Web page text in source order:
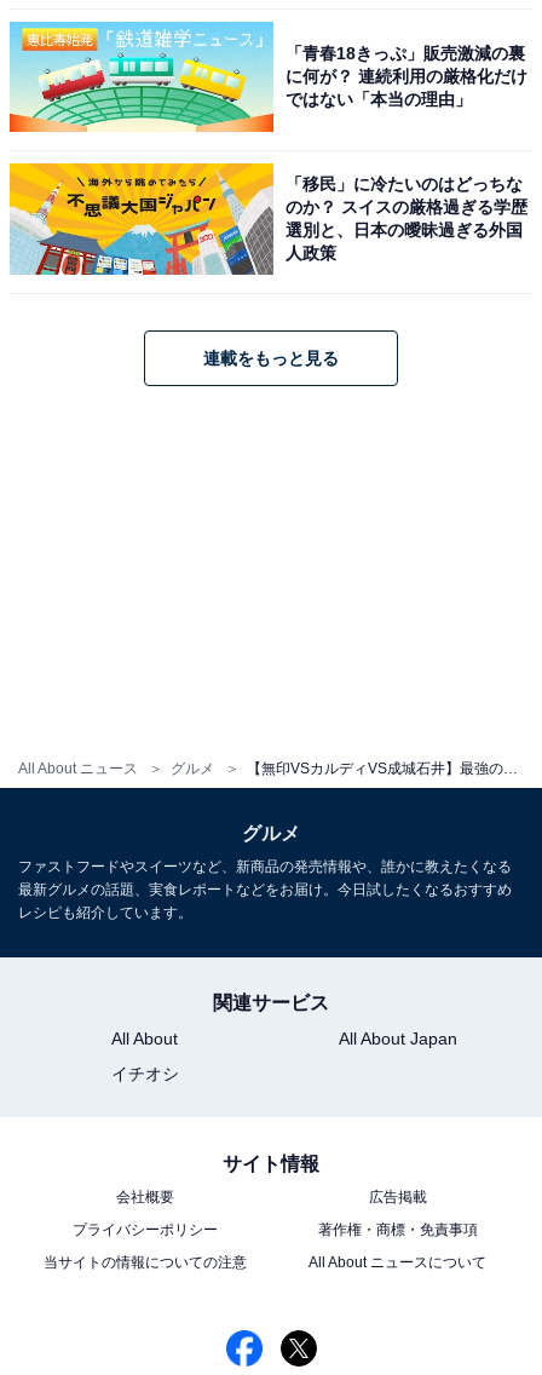
All About ニュース グルメ
スパイシーさ＆コクのある甘さが特徴のカルディのバターチキン
ポイントは、オリジナルにブレンドされたスパイス。今
「青春18きっぷ」販売激減の裏
に何が？ 連続利用の厳格化だけ
ではない「本当の理由」
「移民」に冷たいのはどっちな
のか？ スイスの厳格過ぎる学歴
選別と、日本の曖昧過ぎる外国
人政策
連載をもっと見る
グルメ
ファストフードやスイーツなど、新商品の発売情報や、誰かに教えたくなる
最新グルメの話題、実食レポートなどをお届け。今日試したくなるおすすめ
レシピも紹介しています。
関連サービス
All About
All About Japan
イチオシ
サイト情報
会社概要
広告掲載
プライバシーポリシー
著作権・商標・免責事項
当サイトの情報についての注意
All About ニュースについて